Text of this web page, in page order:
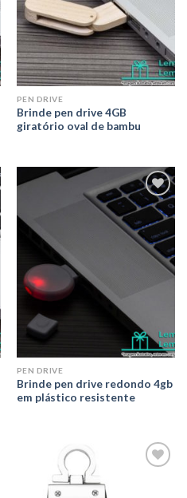
PEN DRIVE
Brinde pen drive 4GB
giratório oval de bambu
Adicionar
aos meus
desejos
PEN DRIVE
Brinde pen drive redondo 4gb
em plástico resistente